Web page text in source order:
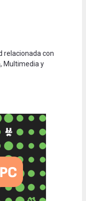
relacionada con
Multimedia y